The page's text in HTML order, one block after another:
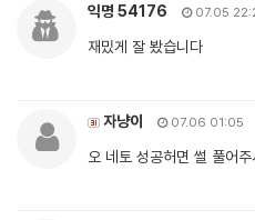
익명 54176 07.05
재밌게 잘 봤습니다
자냥이 07.06 01:05
오 네토 성공허면 썰 풀어주